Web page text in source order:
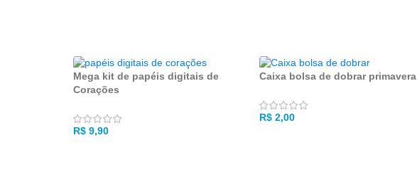
Mega kit de papéis digitais de
Corações
R$9,90
Caixa bolsa de dobrar primavera
R$ 2,00